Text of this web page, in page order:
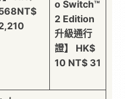
o Switch™
2 Edition
升級通行
證】 HK$
10 NT$ 31